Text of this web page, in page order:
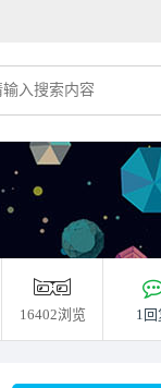
16402浏览 1回